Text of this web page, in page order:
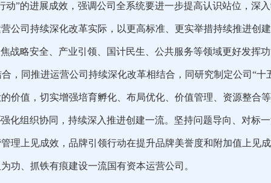
”的进展成效，强调公司 全系统要进一步提高认识站位，深
公司持续深化改革实际，以更高标准、更实举措持续推进创
战略安全、产业引领、国计民生、公共服务等领域更好发挥
，同推进运营公司持续深化改革相结合，同研究制定公司“十
价值，切实增强培育孵化、布局优化、价值管理、资源整合
强化组织协同， 持续深入推进创建一流。 坚持问题导向、对标
理 上见成效， 品牌引领行动在提升品牌美誉度和附加值上见
功、抓铁有痕建设一流国有资本运营公司。